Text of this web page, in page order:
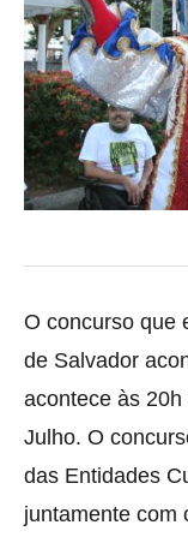
O concurso que
de Salvador
acontece às
Julho. O
das Entidades
juntamente com